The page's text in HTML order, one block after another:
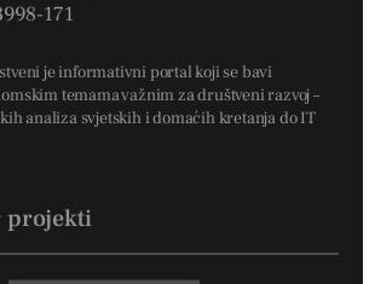
171
je informativni portal koji se bavi
temama važnim za društveni razvoj –
analiza svjetskih i domaćih kretanja do IT
projekti